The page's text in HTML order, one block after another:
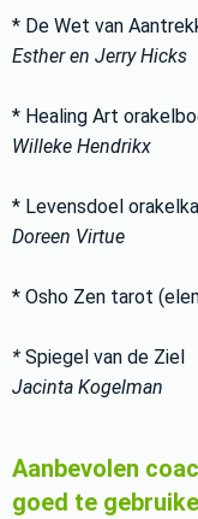
* De Wet van
Esther en Jerry Hicks
* Healing Art
Willeke Hendrikx
* Levensdoel
Doreen Virtue
* Osho Zen tarot
* Spiegel van de Ziel
Jacinta Kogelman
Aanbevolen
goed te